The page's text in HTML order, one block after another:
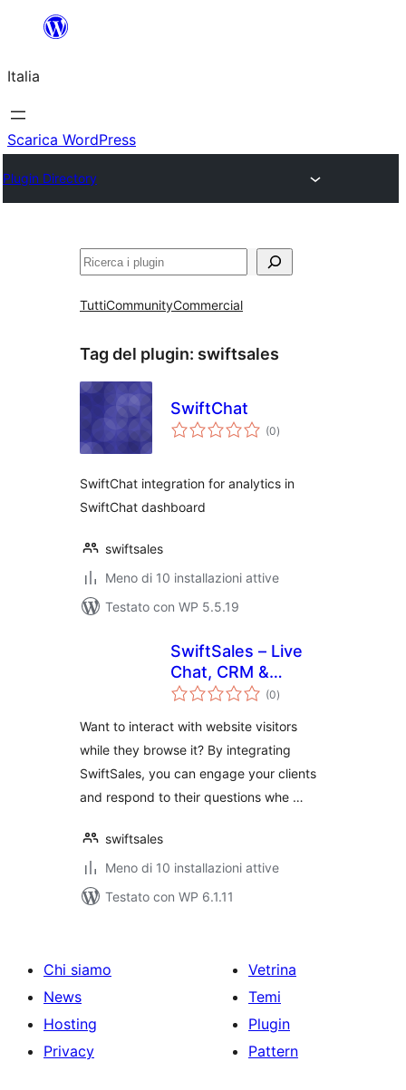
contenuto
Italia
Scarica WordPress
Plugin Directory
Cerca
TuttiCommunityCommercial
Tag del plugin: swiftsales
SwiftChat
(0valutazioni
totali
)
SwiftChat integration for analytics in
SwiftChat dashboard
swiftsales
Meno di 10 installazioni attive
Testato con WP 5.5.19
SwiftSales – Live
Chat, CRM &
Analytics
(0valutazioni
totali
)
Want to interact with website visitors
while they browse it? By integrating
SwiftSales, you can engage your clients
and respond to their questions whe …
swiftsales
Meno di 10 installazioni attive
Testato con WP 6.1.11
Chi siamo
News
Hosting
Privacy
Vetrina
Temi
Plugin
Pattern